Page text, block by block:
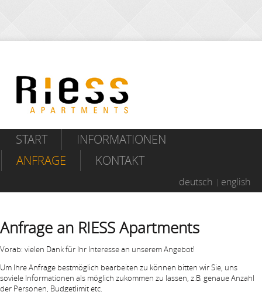
START
INFORMATIONEN
ANFRAGE
KONTAKT
deutsch english
Anfrage an RIESS Apartments
Vorab: vielen Dank für Ihr Interesse an unserem Angebot!
Um Ihre Anfrage bestmöglich bearbeiten zu können bitten wir Sie, uns
soviele Informationen als möglich zukommen zu lassen, z.B. genaue Anzahl
der Personen, Budgetlimit etc.